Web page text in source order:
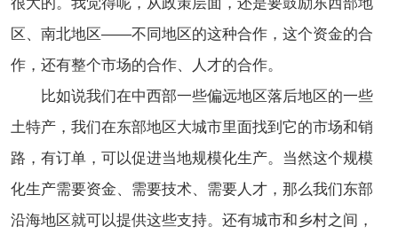
很大的。我觉得呢，从政策层面，还是要鼓励东西部地
区、南北地区——不同地区的这种合作，这个资金的合
作，还有整个市场的合作、人才的合作。
比如说我们在中西部一些偏远地区落后地区的一些
土特产，我们在东部地区大城市里面找到它的市场和销
路，有订单，可以促进当地规模化生产。当然这个规模
化生产需要资金、需要技术、需要人才，那么我们东部
沿海地区就可以提供这些支持。还有城市和乡村之间，